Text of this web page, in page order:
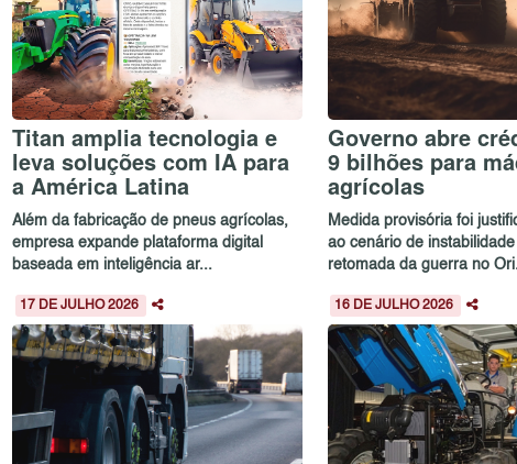
Titan amplia tecnologia e
leva soluções com IA para
a América Latina
Além da fabricação de pneus agrícolas,
empresa expande plataforma digital
baseada em inteligência ar...
Governo abre
9 bilhões para
agrícolas
Medida provisória foi
ao cenário de
retomada da guerra no
17 DE JULHO 2026 16 DE JULHO 2026